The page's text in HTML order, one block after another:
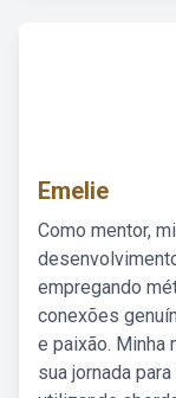
Emelie
Como mentor,
empregando
conexões
e paixão. Minha
sua jornada